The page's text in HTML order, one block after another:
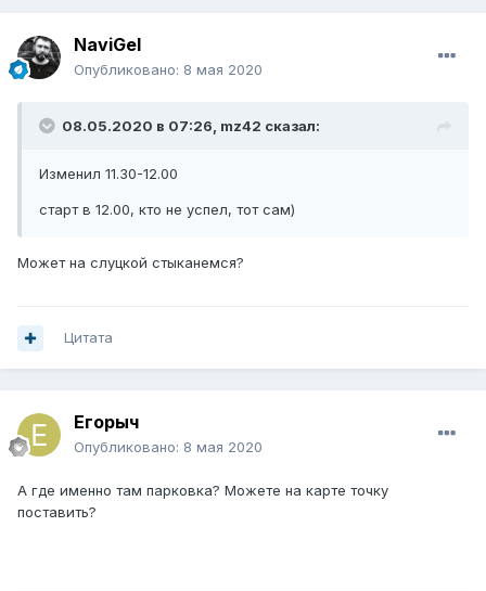
NaviGel
Опубликовано: 8 мая 2020
08.05.2020 в 07:26, mz42 сказал:
Изменил 11.30-12.00
старт в 12.00, кто не успел, тот сам)
Может на слуцкой стыканемся?
Цитата
Егорыч
Опубликовано: 8 мая 2020
А где именно там парковка? Можете на карте точку
поставить?